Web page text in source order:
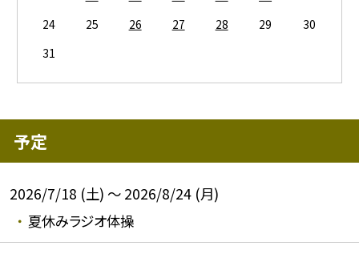
24
25 26 27 28 29
30
31
予定
2026/7/18 (土) ～ 2026/8/24 (月)
夏休みラジオ体操